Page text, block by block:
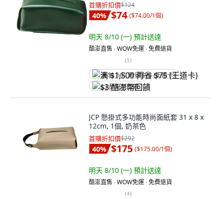
首購折扣價$124
40% $74 ($74.00/1個)
明天 8/10 (一) 預計送達
酷澎直售 ∙ WOW免運 ∙ 免費退貨
(1)
满 $1,500 再省 $75 (王道卡)
$3 酷澎幣回饋
JCP 懸掛式多功能時尚面紙套 31 x 8 x
12cm, 1個, 奶茶色
首購折扣價$292
40% $175 ($175.00/1個)
明天 8/10 (一) 預計送達
酷澎直售 ∙ WOW免運 ∙ 免費退貨
(4)